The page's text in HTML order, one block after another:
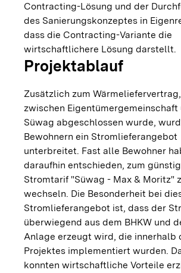
Contracting-Lösung und der
des Sanierungskonzeptes in
dass die Contracting-Variante die
wirtschaftlichere Lösung darstellt.
Projektablauf
Zusätzlich zum
zwischen Eigentümergemeinschaft
Süwag abgeschlossen wurde,
Bewohnern ein Stromlieferangebot
unterbreitet. Fast alle Bewohner
daraufhin entschieden, zum
Stromtarif "Süwag - Max & Moritz"
wechseln. Die Besonderheit bei
Stromlieferangebot ist, dass der
überwiegend aus dem BHKW und
Anlage erzeugt wird, die innerhalb
Projektes implementiert wurden.
konnten wirtschaftliche Vorteile